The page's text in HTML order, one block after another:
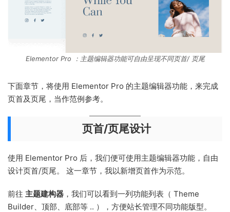
Elementor Pro ：主题编辑器功能可自由呈现不同页首/ 页尾
下面章节，将使用 Elementor Pro 的主题编辑器功能，来完成
页首及页尾，当作范例参考。
页首/页尾设计
使用 Elementor Pro 后，我们便可使用主题编辑器功能，自由
设计页首/页尾。 这一章节，我以新增页首作为示范。
前往 主题建构器 ，我们可以看到一列功能列表（ Theme
Builder、顶部、底部等 .. ），方便站长管理不同功能版型。